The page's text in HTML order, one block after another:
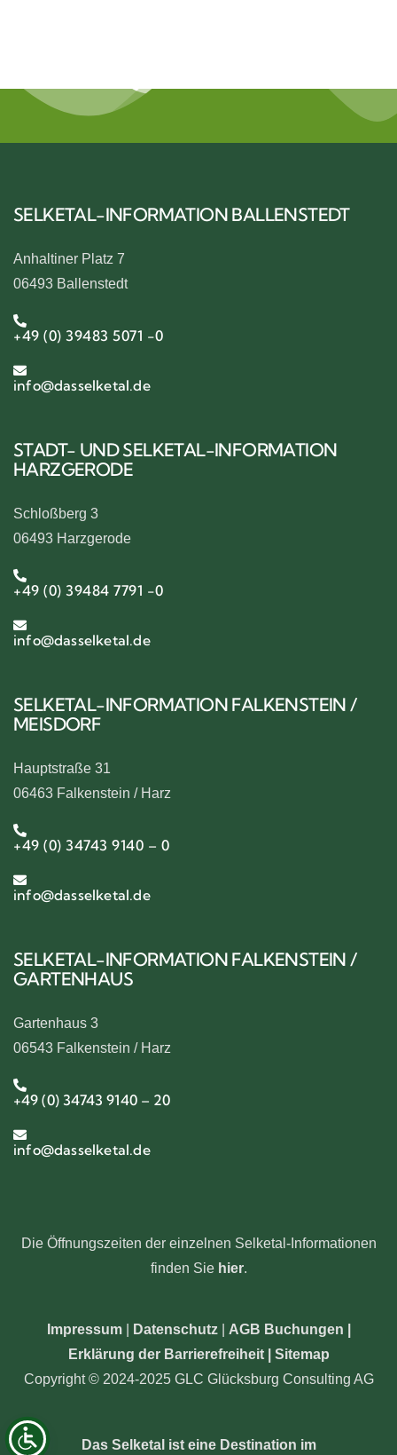
SELKETAL-INFORMATION BALLENSTEDT
Anhaltiner Platz 7
06493 Ballenstedt
+49 (0) 39483 5071 -0
info@dasselketal.de
STADT- UND SELKETAL-INFORMATION
HARZGERODE
Schloßberg 3
06493 Harzgerode
+49 (0) 39484 7791 -0
info@dasselketal.de
SELKETAL-INFORMATION FALKENSTEIN /
MEISDORF
Hauptstraße 31
06463 Falkenstein / Harz
+49 (0) 34743 9140 – 0
info@dasselketal.de
SELKETAL-INFORMATION FALKENSTEIN /
GARTENHAUS
Gartenhaus 3
06543 Falkenstein / Harz
+49 (0) 34743 9140 – 20
info@dasselketal.de
Die Öffnungszeiten der einzelnen Selketal-Informationen
finden Sie hier.
Impressum| Datenschutz| AGB Buchungen
Erklärung der Barrierefreiheit | Sitemap
Copyright © 2024-2025 GLC Glücksburg Consulting AG
Das Selketal ist eine Destination im